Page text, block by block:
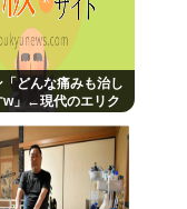
「どんな痛みも治し
w」←現代のエリク